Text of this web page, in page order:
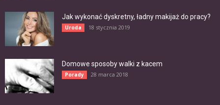
Jak wykonać dyskretny, ładny makijaż do pracy?
Uroda 18 stycznia 2019
Domowe sposoby walki z kacem
Porady 28 marca 2018